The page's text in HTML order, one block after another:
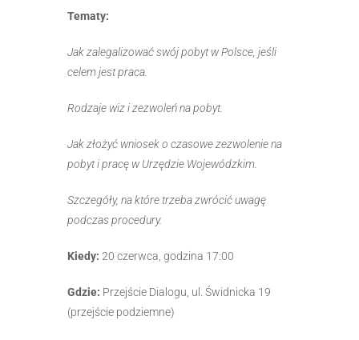
Tematy:
Jak zalegalizować swój pobyt w Polsce, jeśli
celem jest praca.
Rodzaje wiz i zezwoleń na pobyt.
Jak złożyć wniosek o czasowe zezwolenie na
pobyt i pracę w Urzędzie Wojewódzkim.
Szczegóły, na które trzeba zwrócić uwagę
podczas procedury.
Kiedy: 20 czerwca, godzina 17:00
Gdzie: Przejście Dialogu, ul. Świdnicka 19
(przejście podziemne)